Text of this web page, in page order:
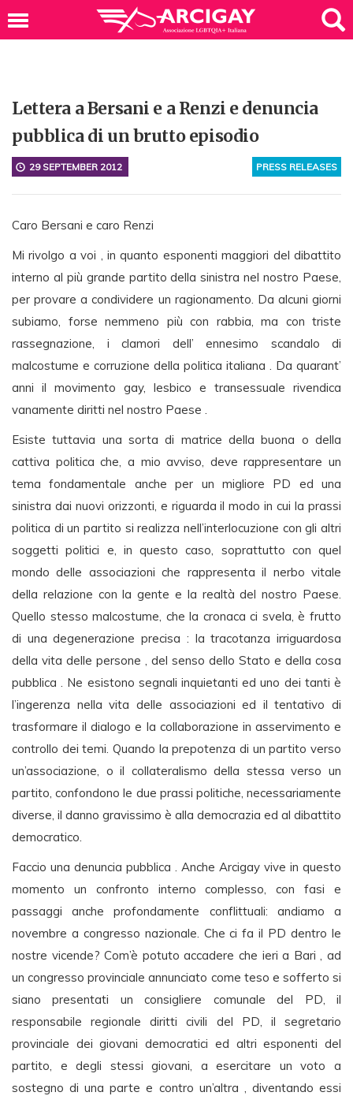
Lettera a Bersani e a Renzi e denuncia
pubblica di un brutto episodio
PRESS RELEASES
29 SEPTEMBER 2012
Caro Bersani e caro Renzi
Mi rivolgo a voi , in quanto esponenti maggiori del dibattito
interno al più grande partito della sinistra nel nostro Paese,
per provare a condividere un ragionamento. Da alcuni giorni
subiamo, forse nemmeno più con rabbia, ma con triste
rassegnazione, i clamori dell’ ennesimo scandalo di
malcostume e corruzione della politica italiana . Da quarant’
anni il movimento gay, lesbico e transessuale rivendica
vanamente diritti nel nostro Paese .
Esiste tuttavia una sorta di matrice della buona o della
cattiva politica che, a mio avviso, deve rappresentare un
tema fondamentale anche per un migliore PD ed una
sinistra dai nuovi orizzonti, e riguarda il modo in cui la prassi
politica di un partito si realizza nell’interlocuzione con gli altri
soggetti politici e, in questo caso, soprattutto con quel
mondo delle associazioni che rappresenta il nerbo vitale
della relazione con la gente e la realtà del nostro Paese.
Quello stesso malcostume, che la cronaca ci svela, è frutto
di una degenerazione precisa : la tracotanza irriguardosa
della vita delle persone , del senso dello Stato e della cosa
pubblica . Ne esistono segnali inquietanti ed uno dei tanti è
l’ingerenza nella vita delle associazioni ed il tentativo di
trasformare il dialogo e la collaborazione in asservimento e
controllo dei temi. Quando la prepotenza di un partito verso
un’associazione, o il collateralismo della stessa verso un
partito, confondono le due prassi politiche, necessariamente
diverse, il danno gravissimo è alla democrazia ed al dibattito
democratico.
Faccio una denuncia pubblica . Anche Arcigay vive in questo
momento un confronto interno complesso, con fasi e
passaggi anche profondamente conflittuali: andiamo a
novembre a congresso nazionale. Che ci fa il PD dentro le
nostre vicende? Com’è potuto accadere che ieri a Bari , ad
un congresso provinciale annunciato come teso e sofferto si
siano presentati un consigliere comunale del PD, il
responsabile regionale diritti civili del PD, il segretario
provinciale dei giovani democratici ed altri esponenti del
partito, e degli stessi giovani, a esercitare un voto a
sostegno di una parte e contro un’altra , diventando essi